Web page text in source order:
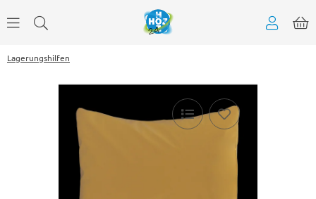
Lagerungshilfen